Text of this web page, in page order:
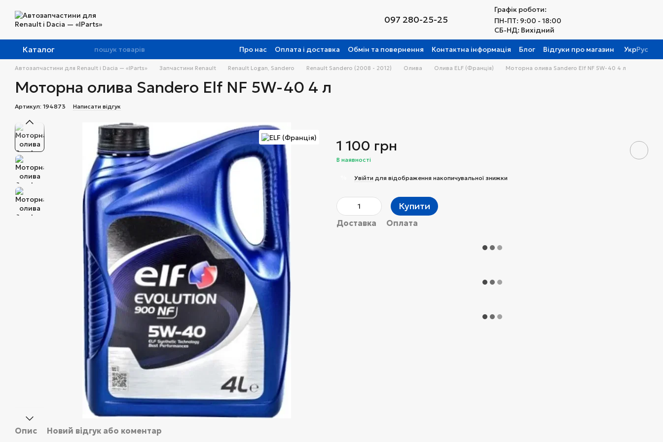
097 280-25-25
Графік роботи:
ПН-ПТ: 9:00 - 18:00
СБ-НД: Вихідний
Каталог Про нас Оплата і доставка Обмін та повернення Контактна інформація Блог Відгуки про магазин УкрРус
Автозапчастини для Renault і Dacia — «IParts» Запчастини Renault Renault Logan, Sandero Renault Sandero (2008 - 2012) Олива Олива ELF (Франція) Моторна олива Sandero Elf NF 5W-40 4 л
Моторна олива Sandero Elf NF 5W-40 4 л
Артикул: 194873 Написати відгук
1 100 грн
В наявності
Увійти для відображення накопичувальної знижки
Купити
Доставка Оплата
Опис Новий відгук або коментар